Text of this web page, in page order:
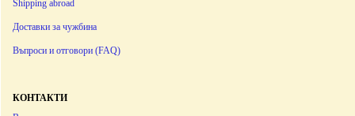
Shipping abroad
Доставки за чужбина
Въпроси и отговори (FAQ)
КОНТАКТИ